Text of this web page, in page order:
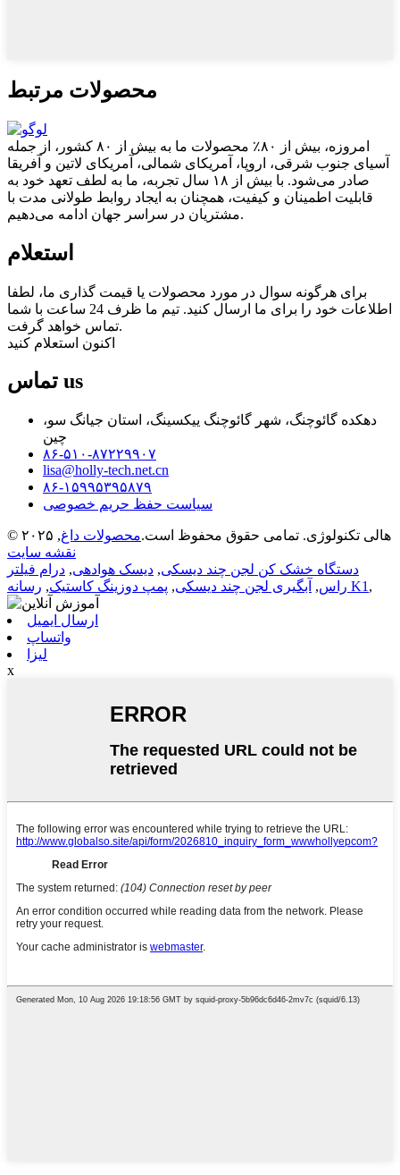
محصولات مرتبط
امروزه، بیش از ۸۰٪ محصولات ما به بیش از ۸۰ کشور، از جمله
آسیای جنوب شرقی، اروپا، آمریکای شمالی، آمریکای لاتین و آفریقا
صادر می‌شود. با بیش از ۱۸ سال تجربه، ما به لطف تعهد خود به
قابلیت اطمینان و کیفیت، همچنان به ایجاد روابط طولانی مدت با
مشتریان در سراسر جهان ادامه می‌دهیم.
استعلام
برای هرگونه سوال در مورد محصولات یا قیمت گذاری ما، لطفا
اطلاعات خود را برای ما ارسال کنید. تیم ما ظرف 24 ساعت با شما
تماس خواهد گرفت.
اکنون استعلام کنید
تماس us
دهکده گائوچنگ، شهر گائوچنگ ییکسینگ، استان جیانگ سو،
چین
۸۶-۵۱۰-۸۷۲۲۹۹۰۷
lisa@holly-tech.net.cn
۸۶-۱۵۹۹۵۳۹۵۸۷۹
سیاست حفظ حریم خصوصی
© ۲۰۲۵ هالی تکنولوژی. تمامی حقوق محفوظ است.محصولات داغ,
نقشه سایت
دستگاه خشک کن لجن چند دیسکی, دیسک هوادهی, درام فیلتر
راس, آبگیری لجن چند دیسکی, پمپ دوزینگ کاستیک, رسانه K1 ,
ارسال ایمیل
واتساپ
لیزا
x